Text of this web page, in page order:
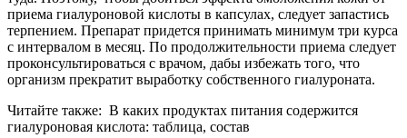
приема гиалуроновой кислоты в капсулах, следует запастись
терпением. Препарат придется принимать минимум три курса
с интервалом в месяц. По продолжительности приема следует
проконсультироваться с врачом, дабы избежать того, что
организм прекратит выработку собственного гиалуроната.
Читайте также: В каких продуктах питания содержится
гиалуроновая кислота: таблица, состав